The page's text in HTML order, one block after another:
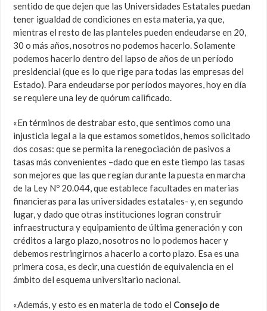
sentido de que dejen que las Universidades Estatales puedan
tener igualdad de condiciones en esta materia, ya que,
mientras el resto de las planteles pueden endeudarse en 20,
30 o más años, nosotros no podemos hacerlo. Solamente
podemos hacerlo dentro del lapso de años de un período
presidencial (que es lo que rige para todas las empresas del
Estado). Para endeudarse por períodos mayores, hoy en día
se requiere una ley de quórum calificado.
«En términos de destrabar esto, que sentimos como una
injusticia legal a la que estamos sometidos, hemos solicitado
dos cosas: que se permita la renegociación de pasivos a
tasas más convenientes –dado que en este tiempo las tasas
son mejores que las que regían durante la puesta en marcha
de la Ley Nº 20.044, que establece facultades en materias
financieras para las universidades estatales- y, en segundo
lugar, y dado que otras instituciones logran construir
infraestructura y equipamiento de última generación y con
créditos a largo plazo, nosotros no lo podemos hacer y
debemos restringirnos a hacerlo a corto plazo. Esa es una
primera cosa, es decir, una cuestión de equivalencia en el
ámbito del esquema universitario nacional.
«Además, y esto es en materia de todo el Consejo de